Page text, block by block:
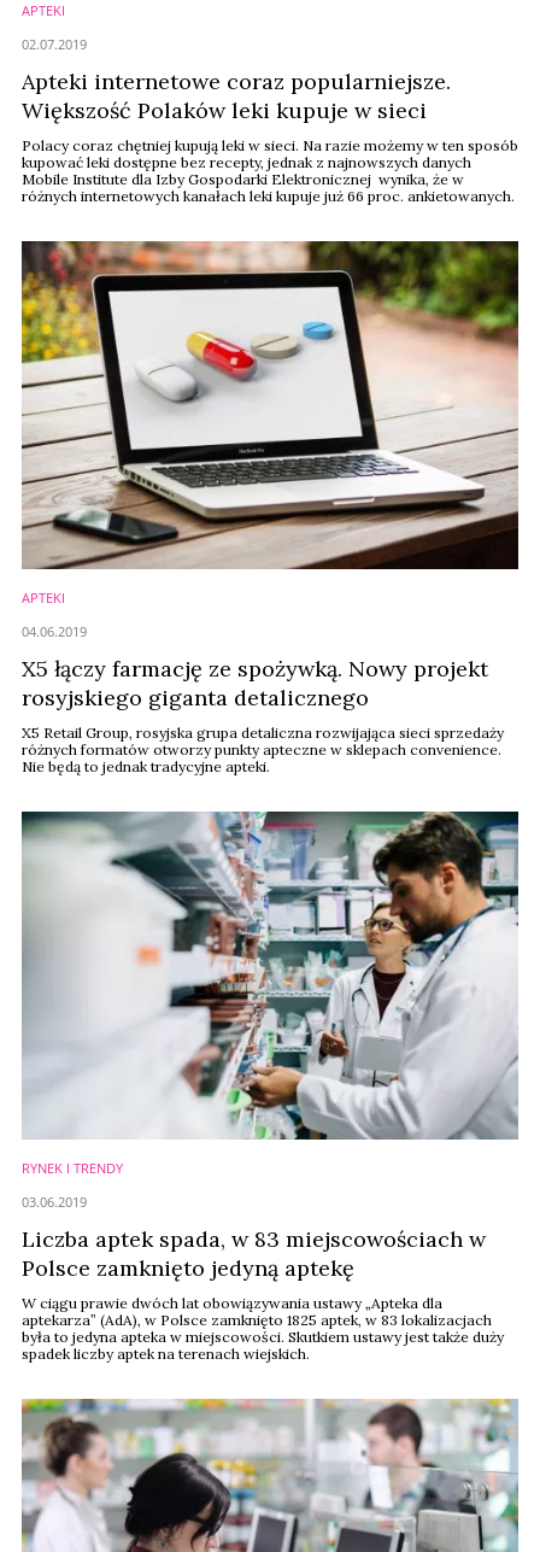
APTEKI
Apteki internetowe coraz popularniejsze.
Większość Polaków leki kupuje w sieci
Polacy coraz chętniej kupują leki w sieci. Na razie możemy w ten sposób
kupować leki dostępne bez recepty, jednak z najnowszych danych
Mobile Institute dla Izby Gospodarki Elektronicznej wynika, że w
różnych internetowych kanałach leki kupuje już 66 proc. ankietowanych.
02.07.2019
APTEKI
X5 łączy farmację ze spożywką. Nowy projekt
rosyjskiego giganta detalicznego
X5 Retail Group, rosyjska grupa detaliczna rozwijająca sieci sprzedaży
różnych formatów otworzy punkty apteczne w sklepach convenience.
Nie będą to jednak tradycyjne apteki.
04.06.2019
RYNEK I TRENDY
Liczba aptek spada, w 83 miejscowościach w
Polsce zamknięto jedyną aptekę
W ciągu prawie dwóch lat obowiązywania ustawy „Apteka dla
aptekarza” (AdA), w Polsce zamknięto 1825 aptek, w 83 lokalizacjach
była to jedyna apteka w miejscowości. Skutkiem ustawy jest także duży
spadek liczby aptek na terenach wiejskich.
03.06.2019